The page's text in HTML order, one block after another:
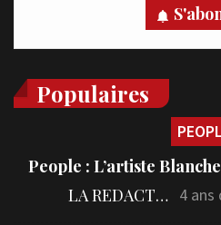
Populaires
People : L’artiste
LA REDACTION 4 ans